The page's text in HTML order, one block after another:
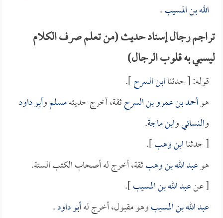
الله بن المسيب.
تراجم رجال إسناد حديث (من تعلم صرف الكلام
ليسبي به قلوب الرجال)
قوله: [ حدثناابن السرح].
هوأحمد بن عمرو بن السرحثقة، أخرج حديثهمسلموأبو داود
والنسائيوابن ماجة.
[ حدثناابن وهب].
هوعبد الله بن وهبثقة، أخرج له أصحاب الكتب الستة.
[ عنعبد الله بن المسيب].
عبد الله بن المسيبوهو مقبول، أخرج لهأبو داود.